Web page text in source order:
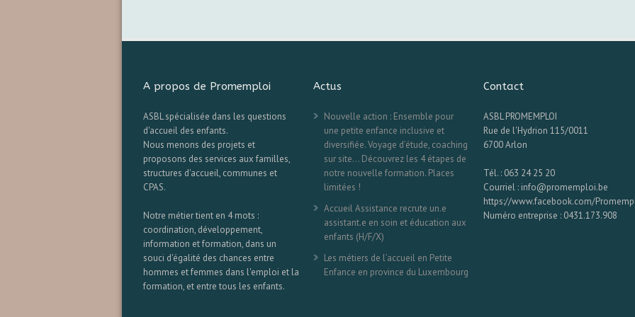
A propos de Promemploi
ASBL spécialisée dans les questions
d'accueil des enfants.
Nous menons des projets et
proposons des services aux familles,
structures d'accueil, communes et
CPAS.
Notre métier tient en 4 mots :
coordination, développement,
information et formation, dans un
souci d'égalité des chances entre
hommes et femmes dans l'emploi et la
formation, et entre tous les enfants.
Actus
Nouvelle action : Ensemble pour
une petite enfance inclusive et
diversifiée. Voyage d’étude, coaching
sur site… Découvrez les 4 étapes de
notre nouvelle formation. Places
limitées !
Accueil Assistance recrute un.e
assistant.e en soin et éducation aux
enfants (H/F/X)
Les métiers de l’accueil en Petite
Enfance en province du Luxembourg
Contact
ASBL PROMEMPLOI
Rue de l'Hydrion 115/0011
6700 Arlon
Tél. : 063 24 25 20
Courriel : info@promemploi.be
https://www.facebook.com/
Numéro entreprise : 0431.173.908